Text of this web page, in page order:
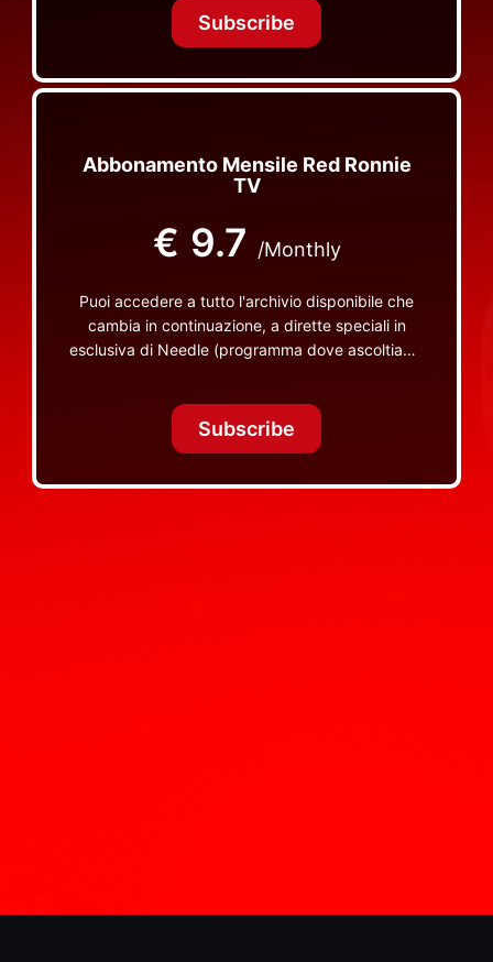
TV non visibili da nessuna altra parte
Subscribe
Abbonamento Mensile Red Ronnie
TV
€ 9.7 /Monthly
Puoi accedere a tutto l'archivio disponibile che
cambia in continuazione, a dirette speciali in
esclusiva di Needle (programma dove ascoltiamo
TV non visibili da nessuna altra parte
Subscribe